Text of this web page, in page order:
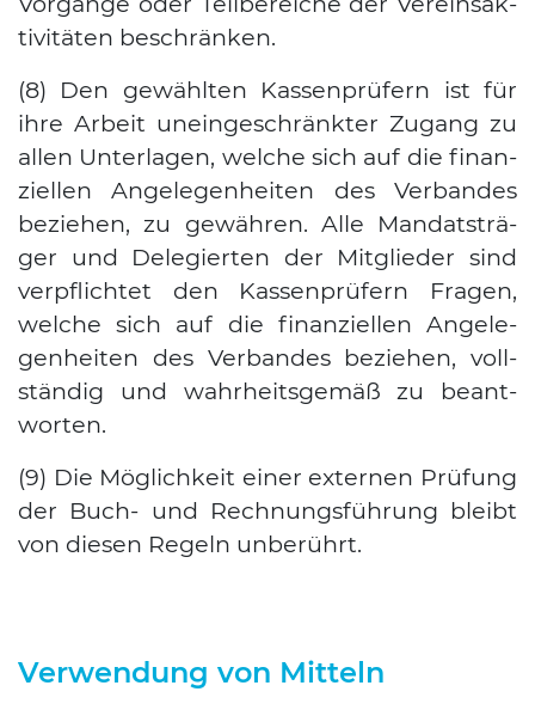
ti­vi­tä­ten beschrän­ken.
(8) Den gewähl­ten Kas­sen­prü­fern ist für
ihre Arbeit unein­ge­schränk­ter Zugang zu
allen Unter­la­gen, wel­che sich auf die finan­
zi­el­len Ange­le­gen­hei­ten des Ver­ban­des
bezie­hen, zu gewäh­ren. Alle Man­dats­trä­
ger und Dele­gier­ten der Mit­glie­der sind
ver­pflich­tet den Kas­sen­prü­fern Fra­gen,
wel­che sich auf die finan­zi­el­len Ange­le­
gen­hei­ten des Ver­ban­des bezie­hen, voll­
stän­dig und wahr­heits­ge­mäß zu beant­
wor­ten.
(9) Die Mög­lich­keit einer exter­nen Prü­fung
der Buch- und Rech­nungs­füh­rung bleibt
von die­sen Regeln unbe­rührt.
Verwendung von Mitteln